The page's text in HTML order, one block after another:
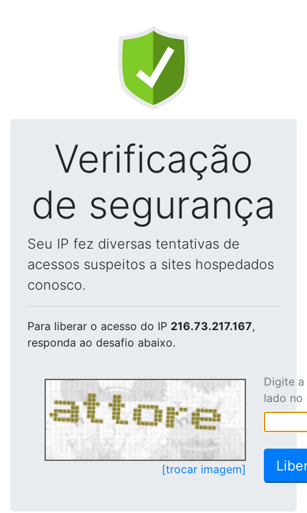
Verificação
de segurança
Seu IP fez diversas tentativas de
acessos suspeitos a sites hospedados
conosco.
Para liberar o acesso do IP 216.73.217.167,
responda ao desafio abaixo.
[trocar imagem]
Digite
lado no